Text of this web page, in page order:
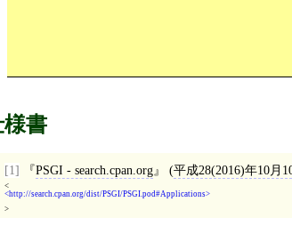
書
[1] PSGI - search.cpan.org (平成28(2016)年10月
<
http://search.cpan.org/dist/PSGI/PSGI.pod#Applications
>